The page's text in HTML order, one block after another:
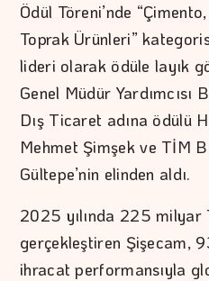
Ödül Töreni’nde
Toprak Ürünleri”
lideri olarak ödüle layık
Genel Müdür Yardımcısı
Dış Ticaret adına ödülü
Mehmet Şimşek ve TİM
Gültepe’nin elinden aldı.
2025 yılında 225 milyar
gerçekleştiren Şişecam,
ihracat performansıyla